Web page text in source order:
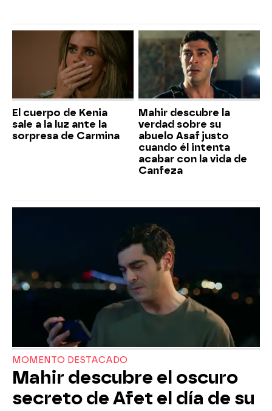
El cuerpo de Kenia
sale a la luz ante la
sorpresa de Carmina
Mahir descubre la
verdad sobre su
abuelo Asaf justo
cuando él intenta
acabar con la vida de
Canfeza
MOMENTO DESTACADO
Mahir descubre el oscuro
secreto de Afet el día de su